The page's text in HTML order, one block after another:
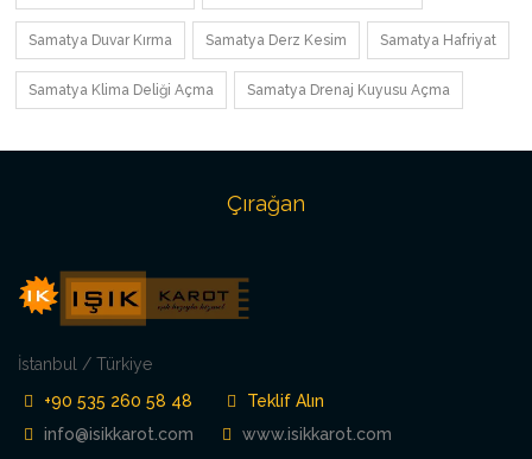
Samatya Duvar Kırma Samatya Derz Kesim Samatya Hafriyat
Samatya Klima Deliği Açma Samatya Drenaj Kuyusu Açma
Çırağan
İstanbul / Türkiye
+90 535 260 58 48
Teklif Alın
info@isikkarot.com
www.isikkarot.com